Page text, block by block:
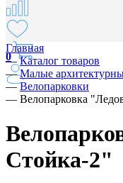
0
Главная
—Каталог товаров
—Малые
—Велопарковки
— Велопарковка
Стойка-2"